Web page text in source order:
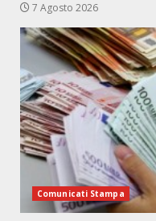
7 Agosto 2026
Comunicati Stampa